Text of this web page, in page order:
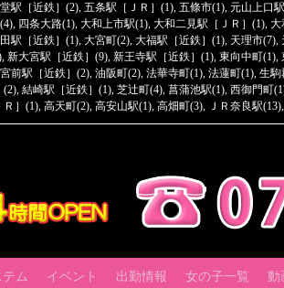
駅［近鉄］(2), 五条駅［ＪＲ］(1), 五條市(1), 元山上口
, 四条大路(1), 大和上市駅(1), 大和二見駅［ＪＲ］(1), 大
駅［近鉄］(1), 大宮町(2), 大福駅［近鉄］(1), 天理市(7),
, 新大宮駅［近鉄］(9), 新王寺駅［近鉄］(1), 東向中町(1),
前駅［近鉄］(2), 油阪町(2), 法華寺町(1), 法蓮町(1), 生駒
(2), 結崎駅［近鉄］(1), 芝辻町(4), 菖蒲池駅(1), 西御門町
Ｒ］(1), 高天町(2), 高安山駅(1), 高畑町(3), ＪＲ奈良駅(13),
ム イベント 出勤情報 女の子一覧 動